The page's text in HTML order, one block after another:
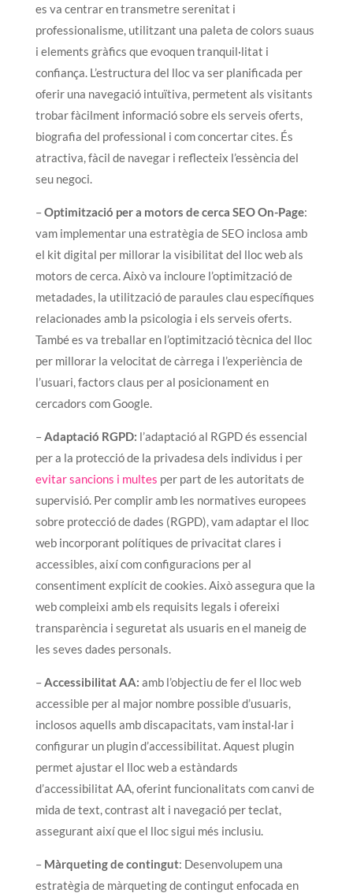
es va centrar en transmetre serenitat i
professionalisme, utilitzant una paleta de colors suaus
i elements gràfics que evoquen tranquil·litat i
confiança. L’estructura del lloc va ser planificada per
oferir una navegació intuïtiva, permetent als visitants
trobar fàcilment informació sobre els serveis oferts,
biografia del professional i com concertar cites. És
atractiva, fàcil de navegar i reflecteix l’essència del
seu negoci.
–Optimització per a motors de cerca SEO On-Page:
vam implementar una estratègia de SEO inclosa amb
el kit digital per millorar la visibilitat del lloc web als
motors de cerca. Això va incloure l’optimització de
metadades, la utilització de paraules clau específiques
relacionades amb la psicologia i els serveis oferts.
També es va treballar en l’optimització tècnica del lloc
per millorar la velocitat de càrrega i l’experiència de
l’usuari, factors claus per al posicionament en
cercadors com Google.
–Adaptació RGPD: l’adaptació al RGPD és essencial
per a la protecció de la privadesa dels individus i per
evitar sancions i multes per part de les autoritats de
supervisió. Per complir amb les normatives europees
sobre protecció de dades (RGPD), vam adaptar el lloc
web incorporant polítiques de privacitat clares i
accessibles, així com configuracions per al
consentiment explícit de cookies. Això assegura que la
web compleixi amb els requisits legals i ofereixi
transparència i seguretat als usuaris en el maneig de
les seves dades personals.
–Accessibilitat AA: amb l’objectiu de fer el lloc web
accessible per al major nombre possible d’usuaris,
inclosos aquells amb discapacitats, vam instal·lar i
configurar un plugin d’accessibilitat. Aquest plugin
permet ajustar el lloc web a estàndards
d’accessibilitat AA, oferint funcionalitats com canvi de
mida de text, contrast alt i navegació per teclat,
assegurant així que el lloc sigui més inclusiu.
– Màrqueting de contingut: Desenvolupem una
estratègia de màrqueting de contingut enfocada en